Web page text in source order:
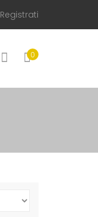
Registrati
0